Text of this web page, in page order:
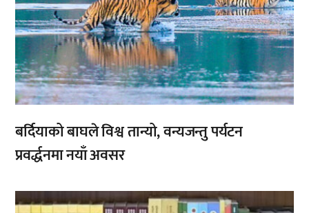
बर्दियाको बाघले विश्व तान्यो, वन्यजन्तु पर्यटन
प्रवर्द्धनमा नयाँ अवसर
,,